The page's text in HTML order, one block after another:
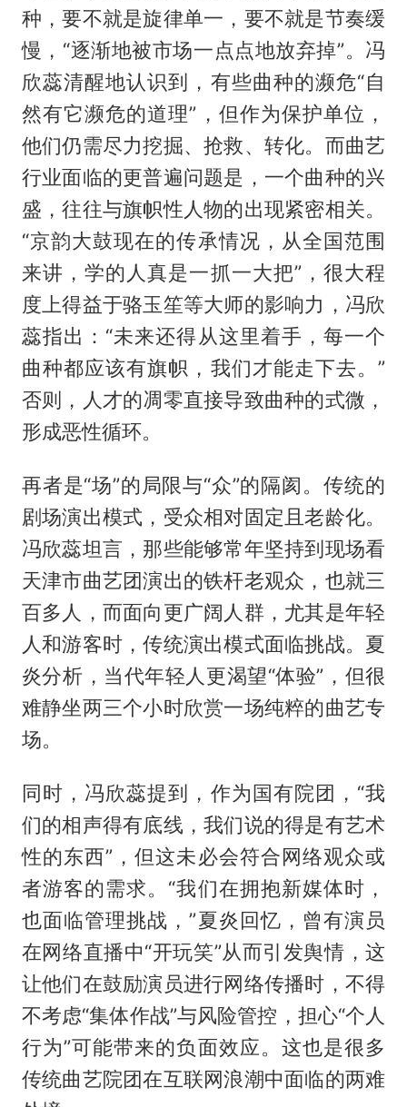
种，要不就是旋律单一，要不就是节奏缓
慢，“逐渐地被市场一点点地放弃掉”。冯
欣蕊清醒地认识到，有些曲种的濒危“自
然有它濒危的道理”，但作为保护单位，
他们仍需尽力挖掘、抢救、转化。而曲艺
行业面临的更普遍问题是，一个曲种的兴
盛，往往与旗帜性人物的出现紧密相关。
“京韵大鼓现在的传承情况，从全国范围
来讲，学的人真是一抓一大把”，很大程
度上得益于骆玉笙等大师的影响力，冯欣
蕊指出：“未来还得从这里着手，每一个
曲种都应该有旗帜，我们才能走下去。”
否则，人才的凋零直接导致曲种的式微，
形成恶性循环。
再者是“场”的局限与“众”的隔阂。‌传统的
剧场演出模式，受众相对固定且老龄化。
冯欣蕊坦言，那些能够常年坚持到现场看
天津市曲艺团演出的铁杆老观众，也就三
百多人，而面向更广阔人群，尤其是年轻
人和游客时，传统演出模式面临挑战。夏
炎分析，当代年轻人更渴望“体验”，但很
难静坐两三个小时欣赏一场纯粹的曲艺专
场。
同时，冯欣蕊提到，作为国有院团，“我
们的相声得有底线，我们说的得是有艺术
性的东西”，但这未必会符合网络观众或
者游客的需求。“我们在拥抱新媒体时，
也面临管理挑战，”夏炎回忆，曾有演员
在网络直播中“开玩笑”从而引发舆情，这
让他们在鼓励演员进行网络传播时，不得
不考虑“集体作战”与风险管控，担心“个人
行为”可能带来的负面效应。这也是很多
传统曲艺院团在互联网浪潮中面临的两难